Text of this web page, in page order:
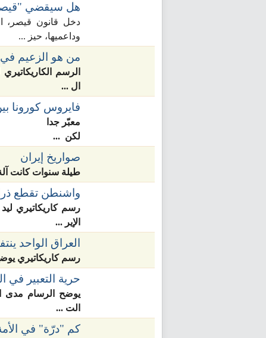
هل سيقضي
دخل قانون قيصر،
وداعميها، حيز ...
من هو الزعيم في
الرسم
ال ...
فايروس كورونا
معبّر جدا
لكن ...
صواريخ إيران
طيلة سنوات كانت آلة
واشنطن تقطع
رسم كاريكاتيري
الإير ...
العراق الواحد
رسم كاريكاتيري
حرية التعبير في
يوضح الرسام مدى
الت ...
كم "درّة" في